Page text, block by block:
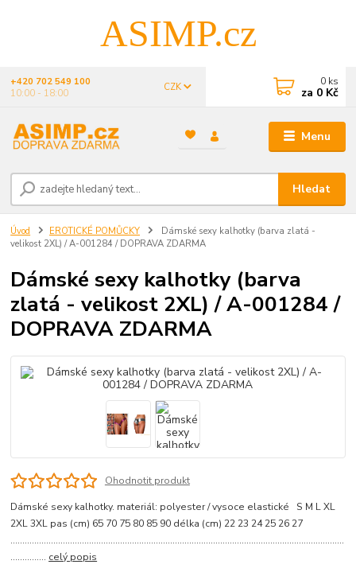
ASIMP.cz
Menu
CZK
Hledat
+420 702 549 100
10:00 - 18:00
0 ks
za 0 Kč
Úvod EROTICKÉ POMŮCKY
Dámské sexy kalhotky (barva zlatá -
velikost 2XL) / A-001284 / DOPRAVA ZDARMA
Dámské sexy kalhotky (barva
zlatá - velikost 2XL) / A-001284 /
DOPRAVA ZDARMA
Ohodnotit produkt
Dámské sexy kalhotky. materiál: polyester / vysoce elastické S M L XL
2XL 3XL pas (cm) 65 70 75 80 85 90 délka (cm) 22 23 24 25 26 27
............................................................................................................................................
............... celý popis